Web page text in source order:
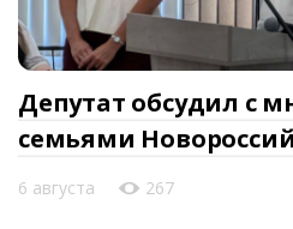
Депутат обсудил с
семьями
6 августа 267